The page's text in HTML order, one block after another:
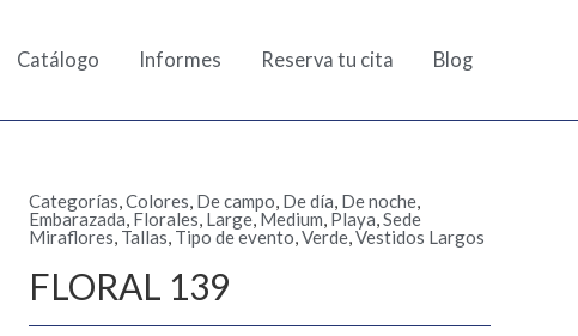
Catálogo Informes Reserva tu cita Blog
Categorías,Colores, De campo, De día, De noche,
Embarazada, Florales, Large,Medium, Playa,Sede
Miraflores, Tallas, Tipo de evento,Verde,Vestidos Largos
FLORAL 139